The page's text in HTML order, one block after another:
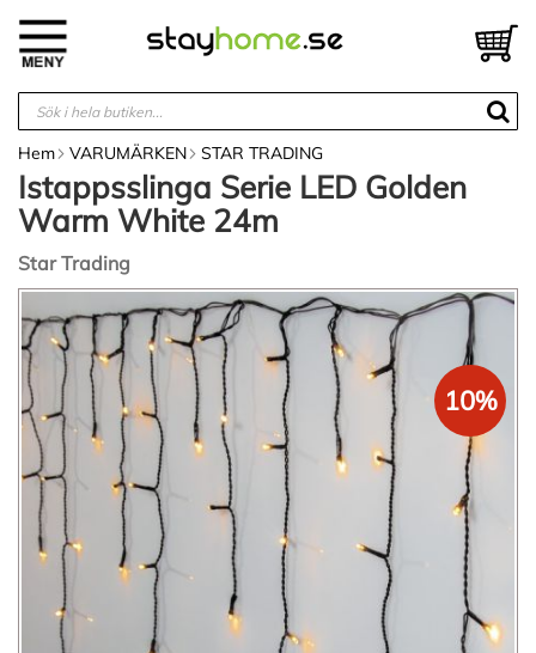
innehållet
Hem VARUMÄRKEN STAR TRADING
Istappsslinga Serie LED Golden
Warm White 24m
Star Trading
till
slutet
av
bildgalleriet
10%